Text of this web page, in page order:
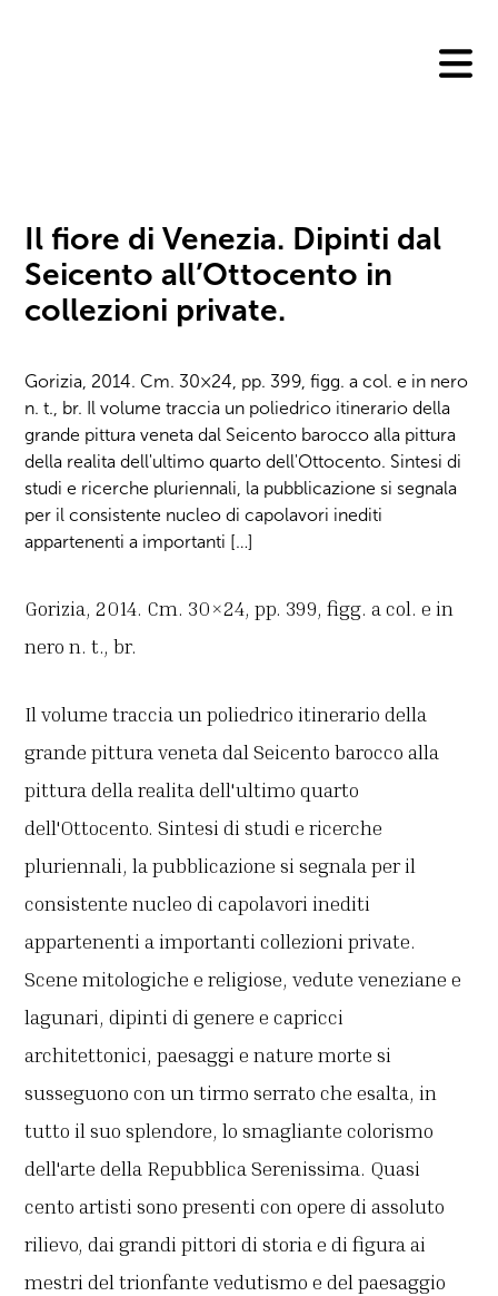
Il fiore di Venezia. Dipinti dal
Seicento all’Ottocento in
collezioni private.
Gorizia, 2014. Cm. 30×24, pp. 399, figg. a col. e in nero
n. t., br. Il volume traccia un poliedrico itinerario della
grande pittura veneta dal Seicento barocco alla pittura
della realita dell'ultimo quarto dell'Ottocento. Sintesi di
studi e ricerche pluriennali, la pubblicazione si segnala
per il consistente nucleo di capolavori inediti
appartenenti a importanti […]
Gorizia, 2014. Cm. 30×24, pp. 399, figg. a col. e in
nero n. t., br.
Il volume traccia un poliedrico itinerario della
grande pittura veneta dal Seicento barocco alla
pittura della realita dell'ultimo quarto
dell'Ottocento. Sintesi di studi e ricerche
pluriennali, la pubblicazione si segnala per il
consistente nucleo di capolavori inediti
appartenenti a importanti collezioni private.
Scene mitologiche e religiose, vedute veneziane e
lagunari, dipinti di genere e capricci
architettonici, paesaggi e nature morte si
susseguono con un tirmo serrato che esalta, in
tutto il suo splendore, lo smagliante colorismo
dell'arte della Repubblica Serenissima. Quasi
cento artisti sono presenti con opere di assoluto
rilievo, dai grandi pittori di storia e di figura ai
mestri del trionfante vedutismo e del paesaggio